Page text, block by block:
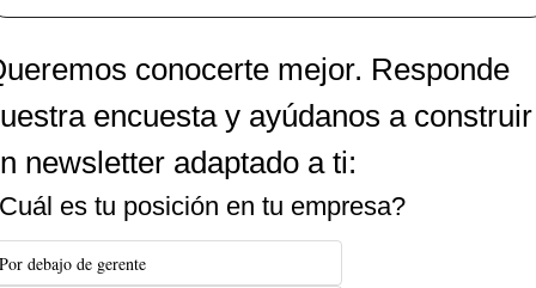
conocerte mejor. Responde
encuesta y ayúdanos a construir
newsletter adaptado a ti:
es tu posición en tu empresa?
debajo de gerente